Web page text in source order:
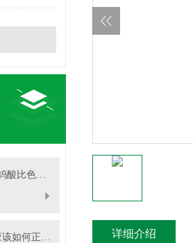
尿酸(UA)检测试剂盒(磷钨酸比色法)的操作步骤
全血线粒体提取试剂盒应该如何正确使用 详细介绍